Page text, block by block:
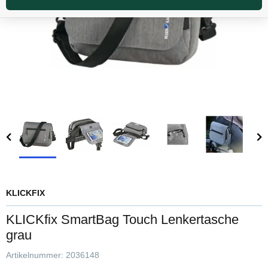
KLICKFIX
KLICKfix SmartBag Touch Lenkertasche
grau
Artikelnummer: 2036148